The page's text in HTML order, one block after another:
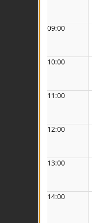
09:00
10:00
11:00
12:00
13:00
14:00